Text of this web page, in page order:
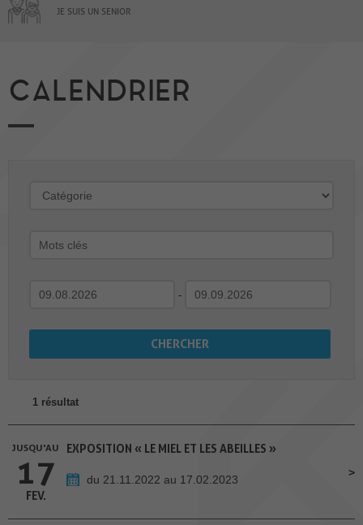
JE SUIS UN SENIOR
CALENDRIER
-
1 résultat
JUSQU'AU
17
FEV.
EXPOSITION « LE MIEL ET LES ABEILLES »
du 21.11.2022 au 17.02.2023